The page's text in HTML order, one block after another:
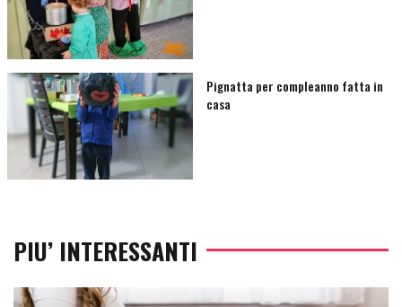
Pignatta per compleanno fatta in
casa
PIU’ INTERESSANTI